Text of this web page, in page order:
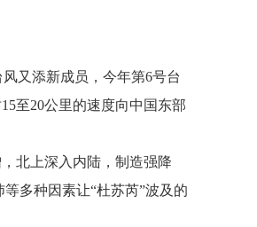
又添新成员，今年第6号台
至20公里的速度向中国东部
北上深入内陆，制造强降
多种因素让“杜苏芮”波及的